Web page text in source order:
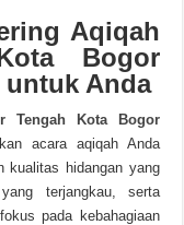
Aqiqah
Bogor
untuk Anda
Tengah Kota Bogor
acara aqiqah Anda
kualitas hidangan yang
terjangkau, serta
pada kebahagiaan